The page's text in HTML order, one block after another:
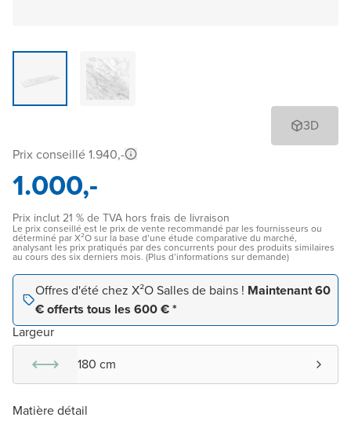
3D
Prix conseillé 1.940,-
1.000,-
Prix inclut 21 % de TVA hors frais de livraison
Le prix conseillé est le prix de vente recommandé par les fournisseurs ou
déterminé par X²O sur la base d’une étude comparative du marché,
analysant les prix pratiqués par des concurrents pour des produits similaires
au cours des six derniers mois. (Plus d’informations sur demande)
Offres d'été chez X²O Salles de bains ! Maintenant 60
€ offerts tous les 600 € *
Largeur
180 cm
Matière détail